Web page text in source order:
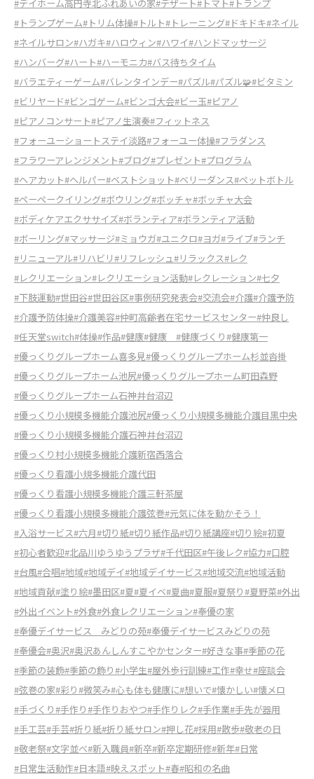
#デイホーム高円寺北ふれあいの家#デザート#トマト#トランプ
#トランプゲーム#トリム体操#トルト#トレーニング#ドキドキ#ネイル
#ネイルサロン#ハガキ#ハロウィン#ハワイ#ハンドマッサージ
#ハンバーグ#ハート#ハーモニカ#バス待ちタイム
#バラエティーゲーム#バレンタインデー#パズル#パズル🧩#ビタミン
#ビリヤード#ビンゴゲーム#ビンゴ大会#ビー玉#ピアノ
#ピアノコンサート#ピアノ生演奏#フィットネス
#フォーユーショートステイ淡路#フォーユー体操#フラダンス
#フラワーアレンジメント#ブログ#プレゼント#プログラム
#ヘアカット#ヘルパー#ベストショット#ベリーダンス#ペットボトル
#ペーペークイリング#ボウリング#ボッチャ#ボッチャ大会
#ボディケアエクササイズ#ボランティア#ボランティア活動
#ボーリング#マッサージ#ミョウガ#ユニクロ#ヨガ#ライブ#ランチ
#リニューアル#リハビリ#リフレッシュ#リラックス#レク
#レクリエーション#レクリエーション活動#レクレーション#七夕
#下肢運動#世田谷#世田谷区#事例研究発表会#交流会#介護#介護予防
#介護予防体操#介護美容#仲町高齢者在宅サービスセンター#仲良し
#任天堂switch#体操#作品#健康#健康 #健康づくり#健康第一
#優っくりグループホーム喜多見#優っくりグループホーム杉並沓掛
#優っくりグループホーム池尻#優っくりグループホーム町田森野
#優っくりグループホーム石神井台沼辺
#優っくり小規模多機能介護池尻#優っくり小規模多機能介護目黒中央
#優っくり小規模多機能介護石神井台沼辺
#優っくり村小規模多機能介護新宿西落合
#優っくり看護小規多機能介護代田
#優っくり看護小規模多機能介護三軒茶屋
#優っくり看護小規模多機能介護弦巻#元気に体を動かそう！
#入浴サービス#六月#切り紙#切り紙作品#切り紙講座#切り絵#初夏
#初心者歓迎#北品川ゆうゆうプラザ#千代田区#午後レク#協力#口腔
#台風#合唱#地域#地域デイ#地域デイサービス#地域交流#地域活動
#地域貢献#塗り絵#墨田区#夏#夏イベ#夏曲#夏服#夏祭り#夏野菜#外出
#外出イベント#外食#外食レクリエーション#奉優の家
#奉優デイサービス みどりの苑#奉優デイサービスみどりの苑
#奉優会#奥沢#奥沢あんしんすこやかセンター#好きな事#季節の花
#季節の装飾#季節の飾り#小学生#屋外歩行訓練#工作#幸せ#座談会
#弦巻の家#彩り#微笑み#心も体も健康に#想いで#懐かしい#懐メロ
#手づくり#手作り#手作りおやつ#手作りレク#手作業#手先が器用
#手工芸#手芸#折り紙#折り紙サロン#押し花#採用#散歩#敬老の日
#敬老祭#文字並べ#新入職員#新卒#新卒定期研修#新年#日常
#日常生活動作#日本語#映えスポット#春#昭和の名曲